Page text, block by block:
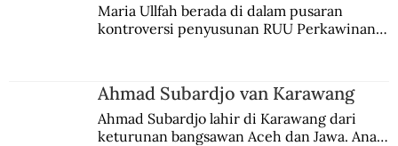
Maria Ullfah berada di dalam pusaran
kontroversi penyusunan RUU Perkawinan.
Ahmad Subardjo van Karawang
Ahmad Subardjo lahir di Karawang dari
keturunan bangsawan Aceh dan Jawa. Anak